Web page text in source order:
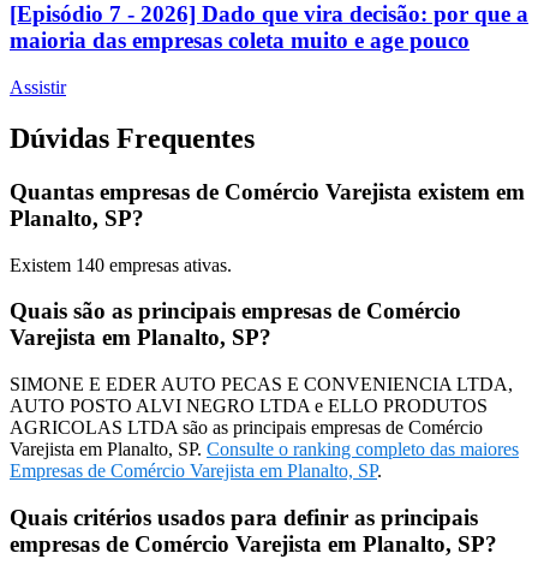
[Episódio 7 - 2026] Dado que vira decisão: por que a
maioria das empresas coleta muito e age pouco
Assistir
Dúvidas Frequentes
Quantas empresas de Comércio Varejista existem em
Planalto, SP?
Existem 140 empresas ativas.
Quais são as principais empresas de Comércio
Varejista em Planalto, SP?
SIMONE E EDER AUTO PECAS E CONVENIENCIA LTDA,
AUTO POSTO ALVI NEGRO LTDA e ELLO PRODUTOS
AGRICOLAS LTDA são as principais empresas de Comércio
Varejista em Planalto, SP. Consulte o ranking completo das maiores
Empresas de Comércio Varejista em Planalto, SP.
Quais critérios usados para definir as principais
empresas de Comércio Varejista em Planalto, SP?